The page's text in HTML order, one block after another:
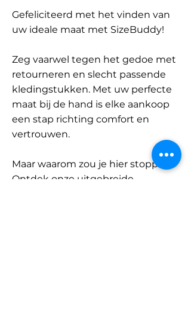
Gefeliciteerd met het vinden van
uw ideale maat met SizeBuddy!
Zeg vaarwel tegen het gedoe met
retourneren en slecht passende
kledingstukken. Met uw perfecte
maat bij de hand is elke aankoop
een stap richting comfort en
vertrouwen.
Maar waarom zou je hier stoppen?
Ontdek onze uitgebreide